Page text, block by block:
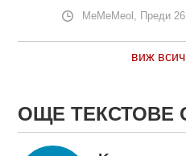
MeMeMeol, Преди
виж
ОЩЕ ТЕКСТОВЕ